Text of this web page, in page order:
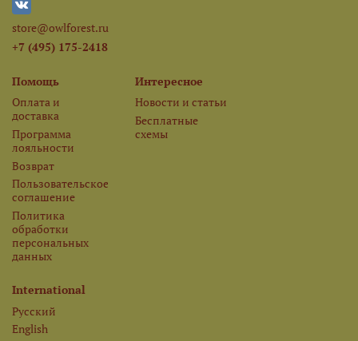
store@owlforest.ru
+7 (495) 175-2418
Помощь
Оплата и
доставка
Программа
лояльности
Возврат
Пользовательское
соглашение
Политика
обработки
персональных
данных
Интересное
Новости и статьи
Бесплатные
схемы
International
Русский
English